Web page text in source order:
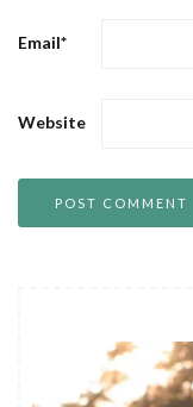
Email*
Website